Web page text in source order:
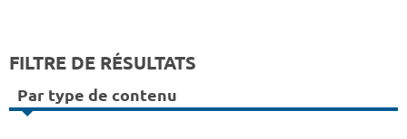
FILTRE DE RÉSULTATS
Par type de contenu